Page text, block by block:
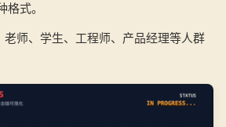
式。
师、学生、工程师、产品经理等人群